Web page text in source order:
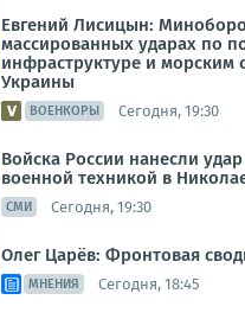
Евгений Лисицын:
массированных ударах по
инфраструктуре и морским
Украины
ВОЕНКОРЫ Сегодня, 19:30
Войска России нанесли
военной техникой в
СМИ Сегодня, 19:30
Олег Царёв: Фронтовая
МНЕНИЯ Сегодня, 18:45